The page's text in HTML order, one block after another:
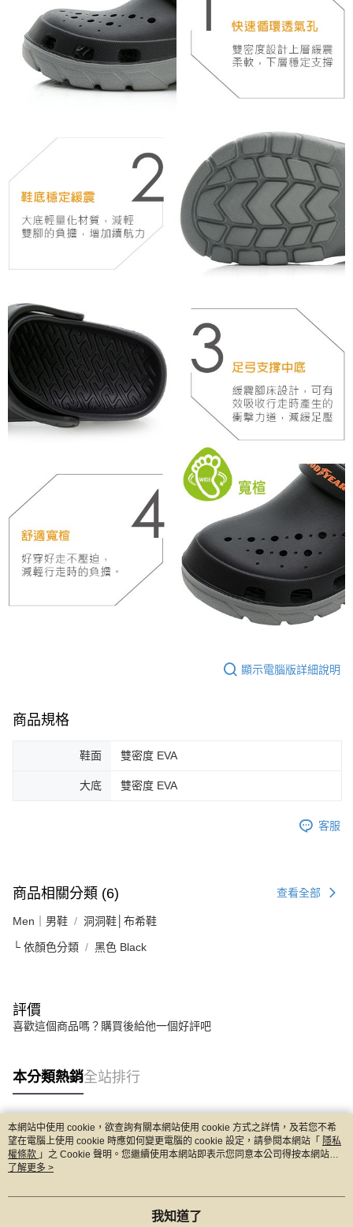
顯示電腦版詳細說明
商品規格
鞋面 雙密度 EVA
大底 雙密度 EVA
客服
商品相關分類 (6) 查看全部
Men｜男鞋 洞洞鞋│布希鞋
└ 依顏色分類 黑色 Black
評價
喜歡這個商品嗎？購買後給他一個好評吧
本分類熱銷全站排行
熱門標籤
本網站中使用 cookie，欲查詢有關本網站使用 cookie 方式之詳情，及若您不希
望在電腦上使用 cookie 時應如何變更電腦的 cookie 設定，請參閱本網站「 隱私
權條款 」之 Cookie 聲明。您繼續使用本網站即表示您同意本公司得按本網站使
用條款之 Cookie 聲明使用 cookie。
了解更多 >
我知道了